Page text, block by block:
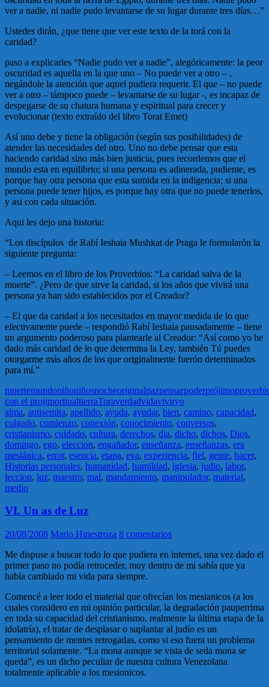
ver a nadie, ni nadie pudo levantarse de su lugar durante tres días…”
Ustedes dirán, ¿que tiene que ver este texto de la torá con la
caridad?
paso a explicarles “Nadie pudo ver a nadie”, alegóricamente: la peor
oscuridad es aquella en la que uno – No puede ver a otro – ,
negándole la atención que aquel pudiera requerir. El que – no puede
ver a otro – támpoco puede – levantarse de su lugar -, es incapaz de
despegarse de su chatura humana y espiritual para crecer y
evolucionar (texto extraído del libro Torat Emet)
Así uno debe y tiene la obligación (según sus posibilidades) de
atender las necesidades del otro. Uno no debe pensar que esta
haciendo caridad sino más bien justicia, pues recordemos que el
mundo esta en equilibrio; si una persona es adinerada, pudiente, es
porque hay otra persona que esta sumida en la indigencia; si una
persona puede tener hijos, es porque hay otra que no puede tenerlos,
y asi con cada situación.
Aqui les dejo una historia:
“Los discípulos de Rabí Ieshaia Mushkat de Praga le formularón la
siguiente pregunta:
– Leemos en el libro de los Proverbios: “La caridad salva de la
muerte”. ¿Pero de que sirve la caridad, si los años que vivirá una
persona ya han sido establecidos por el Creador?
– El que da caridad a los necesitados en mayor medida de lo que
efectivamente puede – respondió Rabí Ieshaia pausadamente – tiene
un argumento poderoso para plantearle al Creador: “Así como yo he
dado más caridad de lo que determina la Ley, también Tú puedes
otorgarme más años de los que originalmente fuerón determinados
para mí.”
muertemundoniñoniñosnocheoriginalpazpensarpoderprójimo
con el projimoritualtierraToraverdadvidaviviryo
alma, antisemita, apellido, ayuda, ayudar, bien, camino, capacidad,
colgado, comienzo, conexión, conocimiento, conversos,
cristianismo, cuidado, cultura, derechos, dia, dicho, dichos, Dios,
domingo, ego, eleccion, engañador, enseñanza, enseñanzas, era
mesiánica, error, esencia, etapa, eva, experiencia, fiel, gente, hacer,
Historias personales, humanidad, humildad, iglesia, judio, labor,
leccion, luz, maestro, mal, mandamiento, manipulador, material,
medio
VI. Un as de Luz
20/08/2008 Mario Hinestroza 8 comentarios
Me dispuse a buscar todo lo que pudiera en internet, una vez dado el
primer paso no podía retroceder, muy dentro de mi sabía que ya
había cambiado mi vida para siempre.
Comencé a leer todo el material que ofrecían los mesianicos (a los
cuales considero en mi opinión particular, la degradación pauperrima
en toda su capacidad del cristianismo, realmente la última etapa de la
idolatría), el tratar de desplasar o suplantar al judío es un
pensamiento de mentes retrogadas, como si eso fuera un problema
territorial solamente. “La mona aunque se vista de seda mona se
queda”, es un dicho peculiar de nuestra cultura Venezolana
totalmente aplicable a los mesionicos.